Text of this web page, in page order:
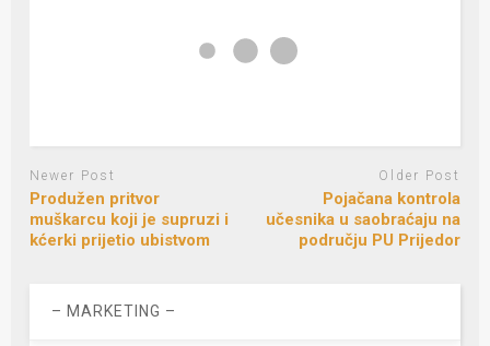
Newer Post
Produžen pritvor
muškarcu koji je supruzi i
kćerki prijetio ubistvom
Older Post
Pojačana kontrola
učesnika u saobraćaju na
području PU Prijedor
– MARKETING –